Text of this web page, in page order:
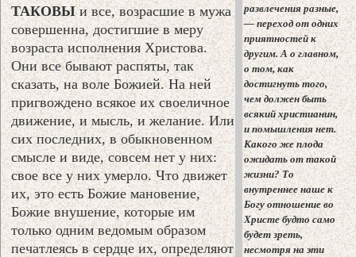
развлечения разные,
— переход от одних
приятностей к
другим. А о главном,
о том, как
достигнуть того,
чем должен быть
всякий христианин,
и помышления нет.
Какого же плода
ожидать от такой
жизни? То
внутреннее наше к
Богу отношение во
Христе будто само
будет зреть,
несмотря на эти
ТАКОВЫи все, возрасшие в мужа
совершенна, достигшие в меру
возраста исполнения Христова.
Они все бывают распяты, так
сказать, на воле Божией. На ней
пригвождено всякое их своеличное
движение, и мысль, и желание. Или
сих последних, в обыкновенном
смысле и виде, совсем нет у них:
свое все у них умерло. Что движет
их, это есть Божие мановение,
Божие внушение, которые им
только одним ведомым образом
печатлеясь в сердце их, определяют